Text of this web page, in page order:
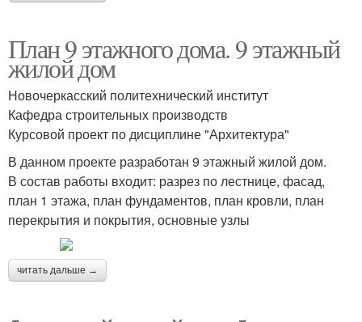
План 9 этажного дома. 9 этажный
жилой дом
Новочеркасский политехнический институт
Кафедра строительных производств
Курсовой проект по дисциплине "Архитектура"
В данном проекте разработан 9 этажный жилой дом.
В состав работы входит: разрез по лестнице, фасад,
план 1 этажа, план фундаментов, план кровли, план
перекрытия и покрытия, основные узлы
читать дальше →